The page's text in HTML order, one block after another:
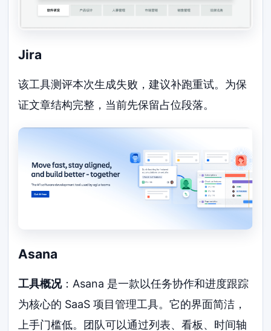
Jira
该工具测评本次生成失败，建议补跑重试。为保
证文章结构完整，当前先保留占位段落。
Asana
工具概况：Asana 是一款以任务协作和进度跟踪
为核心的 SaaS 项目管理工具。它的界面简洁，
上手门槛低。团队可以通过列表、看板、时间轴